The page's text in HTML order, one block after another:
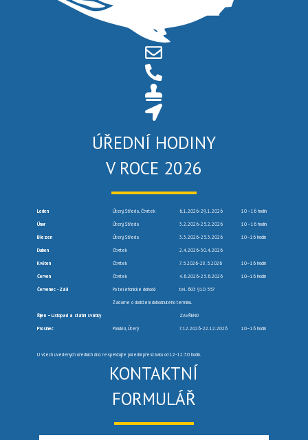
ÚŘEDNÍ HODINY
V ROCE 2026
Leden Úterý, Středa, Čtvrtek 6.1.2026-29.1.2026 10 –16 hodin
Únor Úterý, Středa 3.2.2026-25.2.2026 10 –16 hodin
Březen Úterý, Středa 3.3.2026-25.3.2026 10–16 hodin
Duben Čtvrtek 2.4.2026-30.4.2026
Květen Čtvrtek 7.5.2026-28.5.2026 10–16 hodin
Červen Čtvrtek 4.6.2026-25.6.2026 10–16 hodin
Červenec -Září Po telefonické dohodě tel. 603 910 557
Žádáme o dodržení dohodnutého termínu.
Říjen – Listopad a státní svátky ZAVŘENO
Prosinec Pondělí, Úterý 7.12.2026-22.12.2026 10–16 hodin
U všech uvedených úředních dnů respektujte polední přestávku od 12-12:30 hodin.
KONTAKTNÍ
FORMULÁŘ